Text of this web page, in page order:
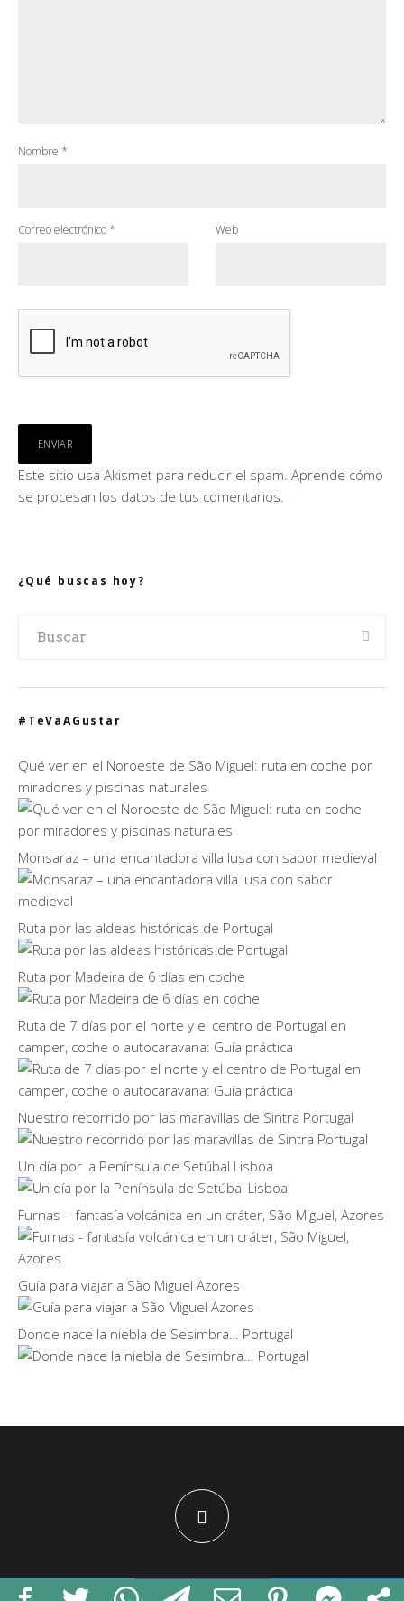
Nombre *
Correo electrónico * Web
Este sitio usa Akismet para reducir el spam. Aprende cómo
se procesan los datos de tus comentarios.
¿Qué buscas hoy?
#TeVaAGustar
Qué ver en el Noroeste de São Miguel: ruta en coche por
miradores y piscinas naturales
Monsaraz – una encantadora villa lusa con sabor medieval
Ruta por las aldeas históricas de Portugal
Ruta por Madeira de 6 días en coche
Ruta de 7 días por el norte y el centro de Portugal en
camper, coche o autocaravana: Guía práctica
Nuestro recorrido por las maravillas de Sintra Portugal
Un día por la Península de Setúbal Lisboa
Furnas – fantasía volcánica en un cráter, São Miguel, Azores
Guía para viajar a São Miguel Azores
Donde nace la niebla de Sesimbra… Portugal